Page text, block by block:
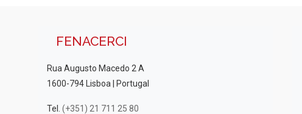
FENACERCI
Rua Augusto Macedo 2 A
1600-794 Lisboa | Portugal
Tel. (+351) 21 711 25 80